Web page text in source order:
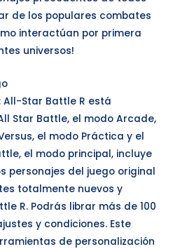
de los populares combates
interactúan por primera
universos!
All-Star Battle R está
Star Battle, el modo Arcade,
el modo Práctica y el
el modo principal, incluye
personajes del juego original
totalmente nuevos y
R. Podrás librar más de 100
y condiciones. Este
de personalización